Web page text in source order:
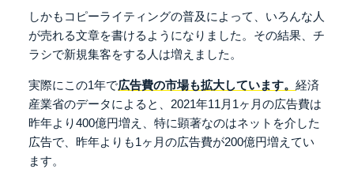
しかもコピーライティングの普及によって、 いろんな人
が売れる文章を書けるようになりました。 その結果、チ
ラシで新規集客をする人は増えました。
実際にこの1年で広告費の市場も拡大しています。経済
産業省のデータによると、 2021年11月1ヶ月の広告費は
昨年より400億円増え、特に顕著なのはネットを介した
広告で、昨年よりも1ヶ月の広告費が200億円増えてい
ます。